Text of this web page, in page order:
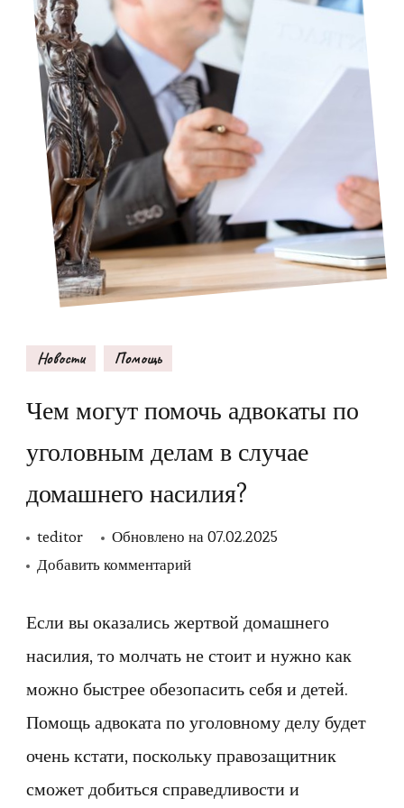
Новости Помощь
Чем могут помочь адвокаты по
уголовным делам в случае
домашнего насилия?
teditor Обновлено на07.02.2025
Добавить комментарийк
Чем
по
уголовным
делам
Если вы оказались жертвой домашнего
насилия, то молчать не стоит и нужно как
можно быстрее обезопасить себя и детей.
Помощь адвоката по уголовному делу будет
очень кстати, поскольку правозащитник
сможет добиться справедливости и